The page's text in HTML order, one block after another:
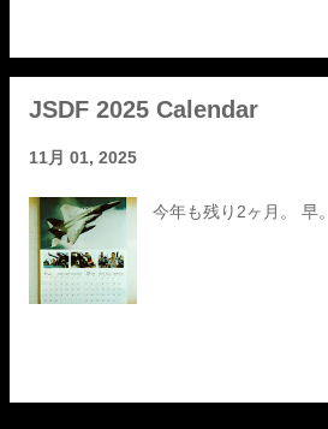
JSDF 2025 Calendar
11月 01, 2025
今年も残り2ヶ月。 早。